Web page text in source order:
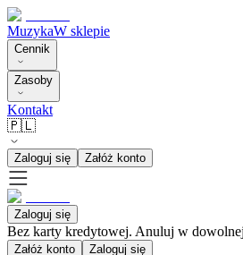
MuzykaW sklepie
Cennik
Zasoby
Kontakt
🇵🇱
Zaloguj się Załóż konto
Zaloguj się
Bez karty kredytowej. Anuluj w
Załóż konto Zaloguj się